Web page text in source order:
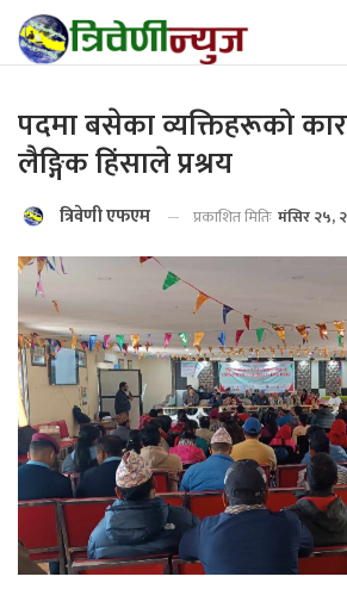
पदमा बसेका व्यक्तिहरूको
लैङ्गिक हिंसाले प्रश्रय
त्रिवेणी एफएम प्रकाशित मितिः मंसिर २५,